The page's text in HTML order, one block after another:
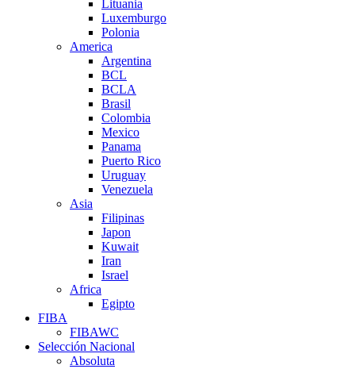
Lituania
Luxemburgo
Polonia
America
Argentina
BCL
BCLA
Brasil
Colombia
Mexico
Panama
Puerto Rico
Uruguay
Venezuela
Asia
Filipinas
Japon
Kuwait
Iran
Israel
Africa
Egipto
FIBA
FIBAWC
Selección Nacional
Absoluta